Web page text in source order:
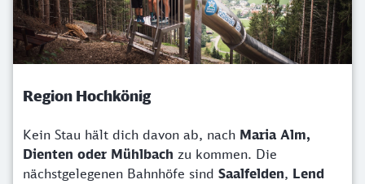
Region Hochkönig
Kein Stau hält dich davon ab, nach Maria Alm,
Dienten oder Mühlbach zu kommen. Die
nächstgelegenen Bahnhöfe sind Saalfelden, Lend